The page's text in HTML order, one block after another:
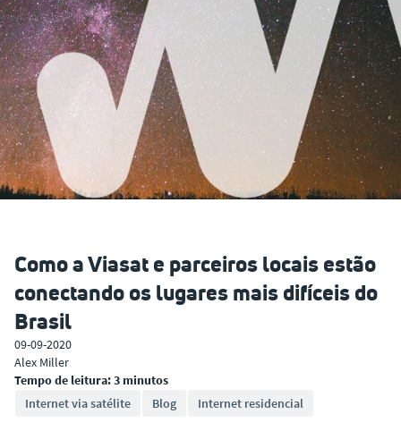
Como a Viasat e parceiros locais estão
conectando os lugares mais difíceis do
Brasil
09-09-2020
Alex Miller
Tempo de leitura: 3 minutos
Internet via satélite
Blog Internet residencial